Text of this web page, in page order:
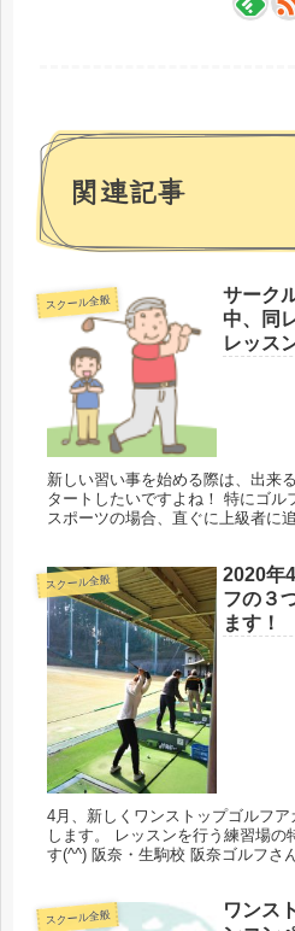
関連記事
スクール全般
サーク
中、同
レッス
新しい習い事を始める際は、出来
タートしたいですよね！ 特にゴル
スポーツの場合、直ぐに上級者に
スクール全般
2020年
フの３
ます！
4月、新しくワンストップゴルフ
します。 レッスンを行う練習場の
す(^^) 阪奈・生駒校 阪奈ゴルフさ
スクール全般
ワンス